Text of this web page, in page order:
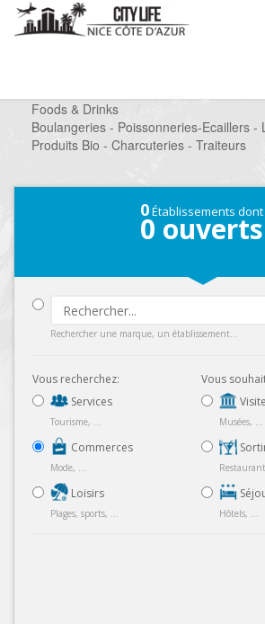
Foods & Drinks
/
Boulangeries - Poissonneries-Ecaillers -
Produits Bio - Charcuteries - Traiteurs
0Établissements dont
0 ouverts
Rechercher une marque, un établissement...
Vous recherchez:
Services
Tourisme, ...
Commerces
Mode, ...
Loisirs
Plages, sports, ...
Vous
Musées, ...
Hôtels, ...